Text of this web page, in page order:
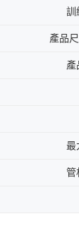
訓
產品
產
最
管